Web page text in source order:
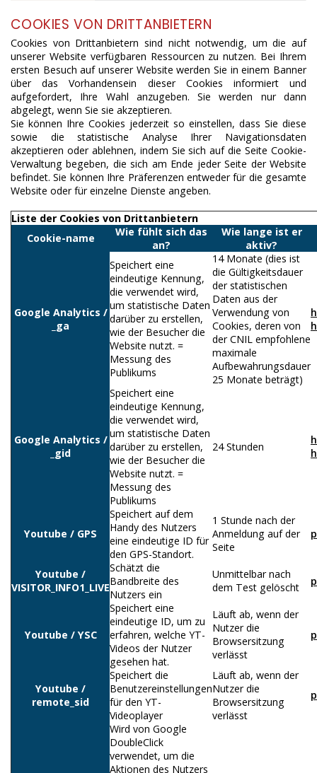
COOKIES VON DRITTANBIETERN
Cookies von Drittanbietern sind nicht notwendig, um die auf
unserer Website verfügbaren Ressourcen zu nutzen. Bei Ihrem
ersten Besuch auf unserer Website werden Sie in einem Banner
über das Vorhandensein dieser Cookies informiert und
aufgefordert, Ihre Wahl anzugeben. Sie werden nur dann
abgelegt, wenn Sie sie akzeptieren.
Sie können Ihre Cookies jederzeit so einstellen, dass Sie diese
sowie die statistische Analyse Ihrer Navigationsdaten
akzeptieren oder ablehnen, indem Sie sich auf die Seite Cookie-
Verwaltung begeben, die sich am Ende jeder Seite der Website
befindet. Sie können Ihre Präferenzen entweder für die gesamte
Website oder für einzelne Dienste angeben.
Liste der Cookies von Drittanbietern
Cookie-name
Wie fühlt sich das
an?
Wie lange ist er
aktiv?
Google Analytics /
_ga
Speichert eine
eindeutige Kennung,
die verwendet wird,
um statistische Daten
darüber zu erstellen,
wie der Besucher die
Website nutzt. =
Messung des
Publikums
14 Monate (dies ist
die Gültigkeitsdauer
der statistischen
Daten aus der
Verwendung von
Cookies, deren von
der CNIL empfohlene
maximale
Aufbewahrungsdauer
25 Monate beträgt)
Google Analytics /
_gid
Speichert eine
eindeutige Kennung,
die verwendet wird,
um statistische Daten
darüber zu erstellen,
wie der Besucher die
Website nutzt. =
Messung des
Publikums
24 Stunden
Youtube / GPS
Speichert auf dem
Handy des Nutzers
eine eindeutige ID für
den GPS-Standort.
1 Stunde nach der
Anmeldung auf der
Seite
Youtube /
VISITOR_INFO1_LIVE
Schätzt die
Bandbreite des
Nutzers ein
Unmittelbar nach
dem Test gelöscht
Youtube / YSC
Speichert eine
eindeutige ID, um zu
erfahren, welche YT-
Videos der Nutzer
gesehen hat.
Läuft ab, wenn der
Nutzer die
Browsersitzung
verlässt
Youtube /
remote_sid
Speichert die
Benutzereinstellungen
für den YT-
Videoplayer
Läuft ab, wenn der
Nutzer die
Browsersitzung
verlässt
Wird von Google
DoubleClick
verwendet, um die
Aktionen des Nutzers